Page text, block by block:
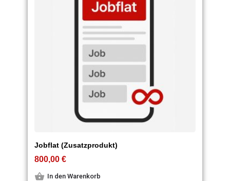
Jobflat (Zusatzprodukt)
800,00€
In den Warenkorb